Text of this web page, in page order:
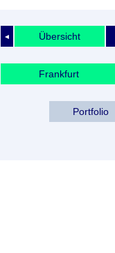
◄ Übersicht
Frankfurt
Portfolio